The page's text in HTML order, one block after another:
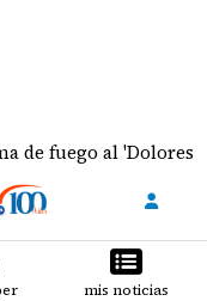
al 'Dolores Moscote'
mis noticias